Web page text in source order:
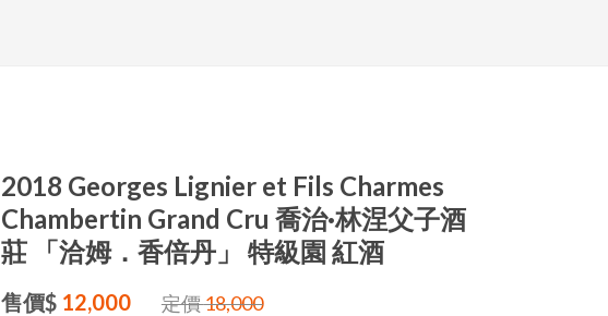
2018 Georges Lignier et Fils Charmes
Chambertin Grand Cru 喬治·林涅父子酒
莊 「洽姆．香倍丹」 特級園 紅酒
售價$ 12,000 定價18,000